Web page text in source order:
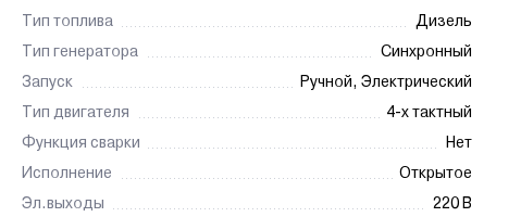
Тип топлива
Дизель
Тип генератора
Синхронный
Запуск
Ручной, Электрический
Тип двигателя
4-х тактный
Функция сварки
Нет
Исполнение
Открытое
Эл.выходы
220 В